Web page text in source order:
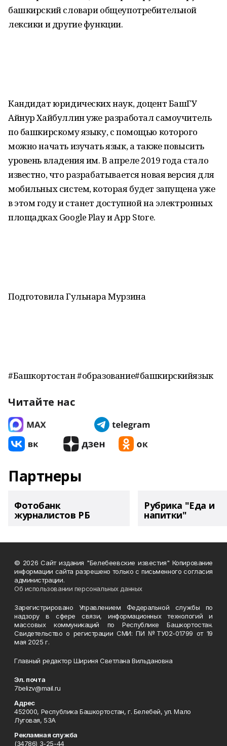
башкирский словари общеупотребительной
лексики и другие функции.
Кандидат юридических наук, доцент БашГУ
Айнур Хайбуллин уже разработал самоучитель
по башкирскому языку, с помощью которого
можно начать изучать язык, а также повысить
уровень владения им. В апреле 2019 года стало
известно, что разрабатывается новая версия для
мобильных систем, которая будет запущена уже
в этом году и станет доступной на электронных
площадках Google Play и App Store.
Подготовила Гульнара Мурзина
#Башкортостан #образование#башкирскийязык
Читайте нас
Партнеры
Фотобанк
журналистов РБ
Рубрика "Еда и
напитки"
© 2026 Сайт издания "Белебеевские известия" Копирование
информации сайта разрешено только с письменного согласия
администрации.
Об использовании персональных данных
Зарегистрировано Управлением Федеральной службы по
надзору в сфере связи, информационных технологий и
массовых коммуникаций по Республике Башкортостан.
Свидетельство о регистрации СМИ: ПИ №ТУ02-01799 от 19
мая 2025 г.
Главный редактор Шириня Светлана Вильдановна
Эл. почта
7belizv@mail.ru
Адрес
452000, Республика Башкортостан, г. Белебей, ул. Мало
Луговая, 53А
Рекламная служба
(34786) 3-25-44